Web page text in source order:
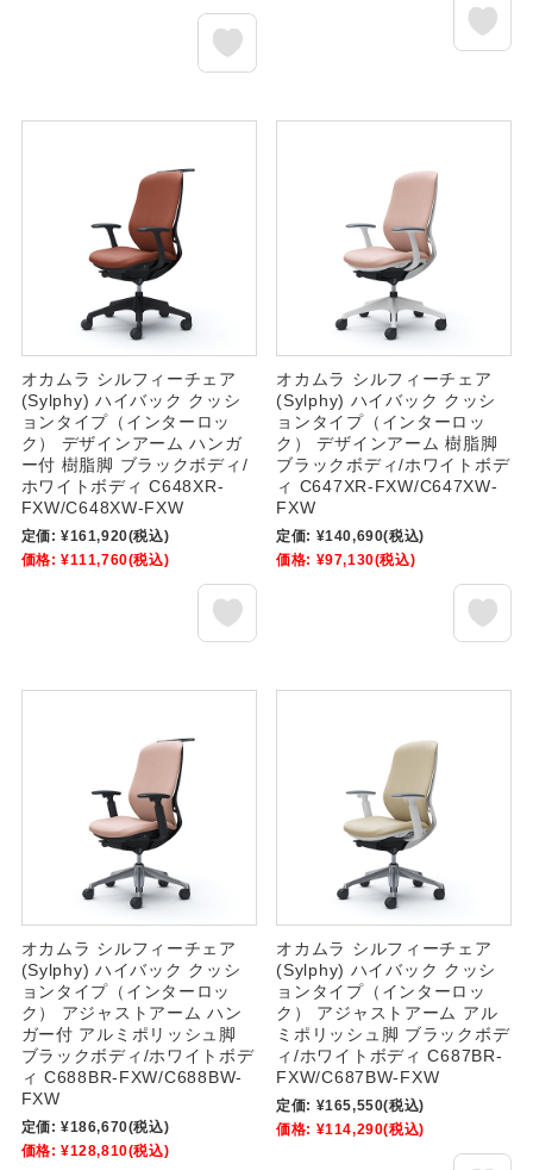
オカムラ シルフィーチェア
(Sylphy) ハイバック クッシ
ョンタイプ（インターロッ
ク） デザインアーム ハンガ
ー付 樹脂脚 ブラックボディ/
ホワイトボディ C648XR-
FXW/C648XW-FXW
定価: ¥161,920(税込)
価格: ¥111,760(税込)
オカムラ シルフィーチェア
(Sylphy) ハイバック クッシ
ョンタイプ（インターロッ
ク） デザインアーム 樹脂脚
ブラックボディ/ホワイトボデ
ィ C647XR-FXW/C647XW-
FXW
定価: ¥140,690(税込)
価格: ¥97,130(税込)
オカムラ シルフィーチェア
(Sylphy) ハイバック クッシ
ョンタイプ（インターロッ
ク） アジャストアーム ハン
ガー付 アルミポリッシュ脚
ブラックボディ/ホワイトボデ
ィ C688BR-FXW/C688BW-
FXW
定価: ¥186,670(税込)
価格: ¥128,810(税込)
オカムラ シルフィーチェア
(Sylphy) ハイバック クッシ
ョンタイプ（インターロッ
ク） アジャストアーム アル
ミポリッシュ脚 ブラックボデ
ィ/ホワイトボディ C687BR-
FXW/C687BW-FXW
定価: ¥165,550(税込)
価格: ¥114,290(税込)